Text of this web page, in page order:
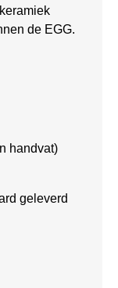
de EGG.
handvat)
geleverd